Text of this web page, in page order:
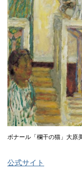
ボナール「欄干の猫」大原
公式サイト